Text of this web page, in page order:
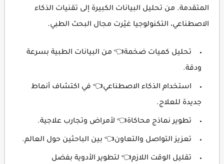
المتقدمة. من تحليل البيانات الكبيرة إلى تقنيات الذكاء
الاصطناعي، التكنولوجيا غيّرت مجال البحث الطبي.
تحليل كميات ضخمة👈 من البيانات الطبية بسرعة
ودقة.
استخدام الذكاء الاصطناعي👈 في اكتشاف أنماط
جديدة للعلاج.
تطوير نماذج محاكاة👈 لأمراض وتجارب علاجية.
تعزيز التواصل والتعاون👈 بين الباحثين حول العالم.
تقليل الوقت اللازم👈 لتطوير الأدوية بفضل